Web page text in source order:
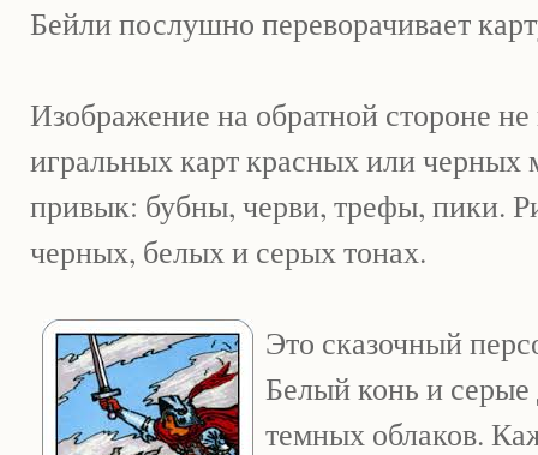
Бейли послушно переворачивает
Изображение на обратной стороне
игральных карт красных или черных
привык: бубны, черви, трефы, пики.
черных, белых и серых тонах.
Это сказочный
Белый конь и
темных облаков.